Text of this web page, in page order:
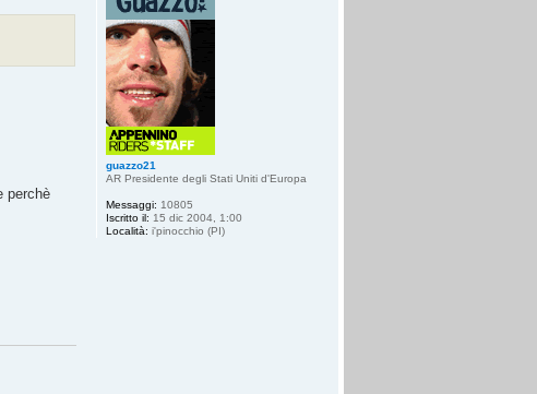
perchè
guazzo21
AR Presidente degli Stati Uniti d'Europa
Messaggi: 10805
Iscritto il: 15 dic 2004, 1:00
Località: i'pinocchio (PI)